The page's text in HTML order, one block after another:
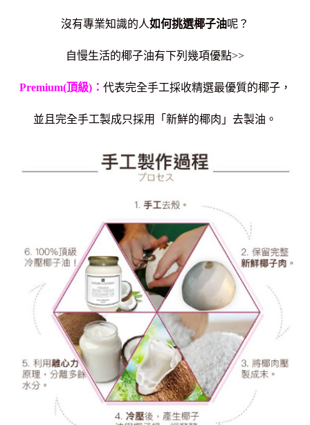
沒有專業知識的人如何挑選椰子油呢？
自慢生活的椰子油有下列幾項優點>>
Premium(頂級)： 代表完全手工採收精選最優質的椰子，
並且完全手工製成只採用「新鮮的椰肉」去製油。